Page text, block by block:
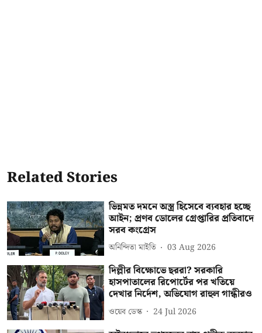
Related Stories
ভিন্নমত দমনে অস্ত্র হিসেবে ব্যবহার হচ্ছে
আইন; প্রণব ডোলের গ্রেপ্তারির প্রতিবাদে
সরব কংগ্রেস
অনিন্দিতা মাইতি 03 Aug 2026
দিল্লীর বিক্ষোভে ছররা? সরকারি
হাসপাতালের রিপোর্টের পর খতিয়ে
দেখার নির্দেশ, অভিযোগ রাহুল গান্ধীরও
ওয়েব ডেস্ক 24 Jul 2026